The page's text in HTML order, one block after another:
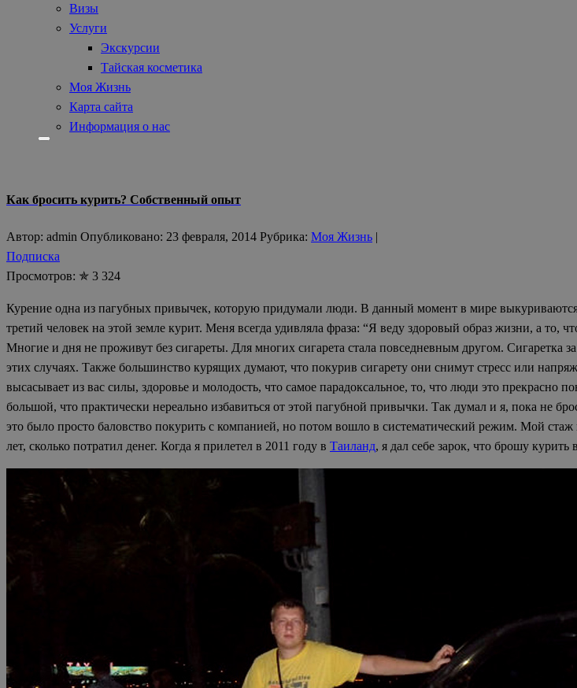
Визы
Услуги
Экскурсии
Тайская косметика
Моя Жизнь
Карта сайта
Информация о нас
Как бросить курить? Собственный опыт
Автор: admin Опубликовано: 23 февраля, 2014 Рубрика: Моя Жизнь |
Подписка
Просмотров: ✯ 3 324
Курение одна из пагубных привычек, которую придумали люди. В данный момент в мире
третий человек на этой земле курит. Меня всегда удивляла фраза: “Я веду здоровый образ жизни, а то,
Многие и дня не проживут без сигареты. Для многих сигарета стала повседневным другом. Сигаретка
этих случаях. Также большинство курящих думают, что покурив сигарету они снимут стресс или
высасывает из вас силы, здоровье и молодость, что самое парадоксальное, то, что люди это
большой, что практически нереально избавиться от этой пагубной привычки. Так думал и я, пока не
это было просто баловство покурить с компанией, но потом вошло в систематический режим. Мой стаж
лет, сколько потратил денег. Когда я прилетел в 2011 году в Таиланд, я дал себе зарок, что брошу курить